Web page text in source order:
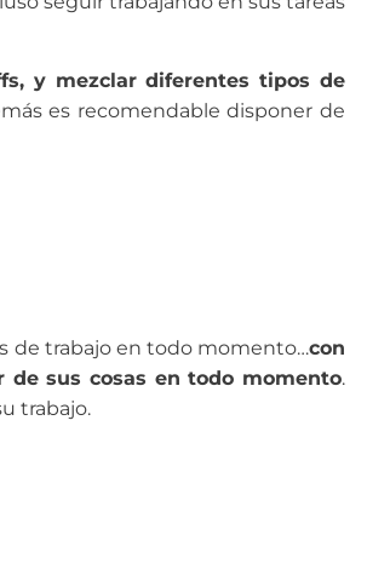
y mezclar diferentes tipos de
es recomendable disponer de
de trabajo en todo momento…con
sus cosas en todo momento.
trabajo.